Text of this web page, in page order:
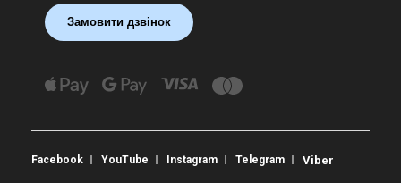
Замовити дзвінок
Facebook YouTube Instagram Telegram Viber